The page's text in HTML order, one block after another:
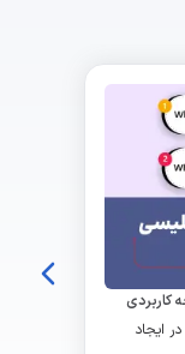
کاربردی
ایجاد